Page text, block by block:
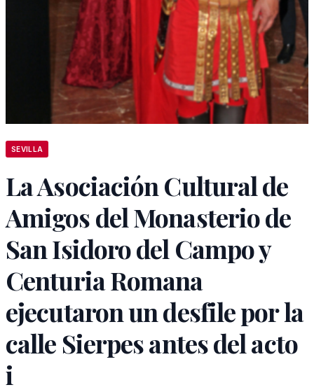
SEVILLA
La Asociación Cultural de
Amigos del Monasterio de
San Isidoro del Campo y
Centuria Romana
ejecutaron un desfile por la
calle Sierpes antes del acto
i